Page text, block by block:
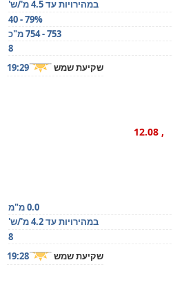
במהירויות עד 4.5 מ'/ש'
40 - 79%
753 - 754 מ"כ
8
שקיעת שמש 19:29
, 12.08
0.0 מ"מ
במהירויות עד 4.2 מ'/ש'
8
שקיעת שמש 19:28